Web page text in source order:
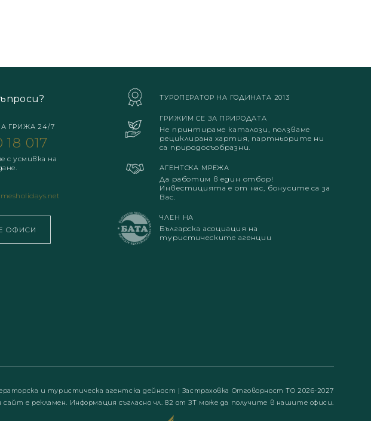
ГРИЖА 24/7
18 017
с усмивка на
ОФИСИ
ТУРОПЕРАТОР НА ГОДИНАТА 2013
ГРИЖИМ СЕ ЗА ПРИРОДАТА
Не принтираме каталози, ползваме
рециклирана хартия, партньорите ни
са природосъобразни.
АГЕНТСКА МРЕЖА
Да работим в един отбор!
Инвестицията е от нас, бонусите са за
Вас.
ЧЛЕН НА
Българска асоциация на
туристическите агенции
и туристическа агентска дейност | Застраховка Отговорност ТО 2026-2027
сайт е рекламен. Информация съгласно чл. 82 от ЗТ може да получите в нашите офиси.